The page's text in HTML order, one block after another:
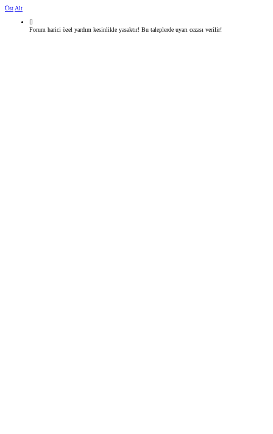
Üst Alt
Forum harici özel yardım kesinlikle yasaktır! Bu taleplerde uyarı cezası verilir!